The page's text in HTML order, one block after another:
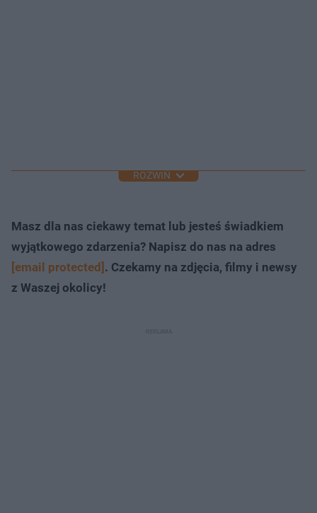
ROZWIŃ
Masz dla nas ciekawy temat lub jesteś świadkiem
wyjątkowego zdarzenia? Napisz do nas na adres
[email protected] . Czekamy na zdjęcia, filmy i newsy
z Waszej okolicy!